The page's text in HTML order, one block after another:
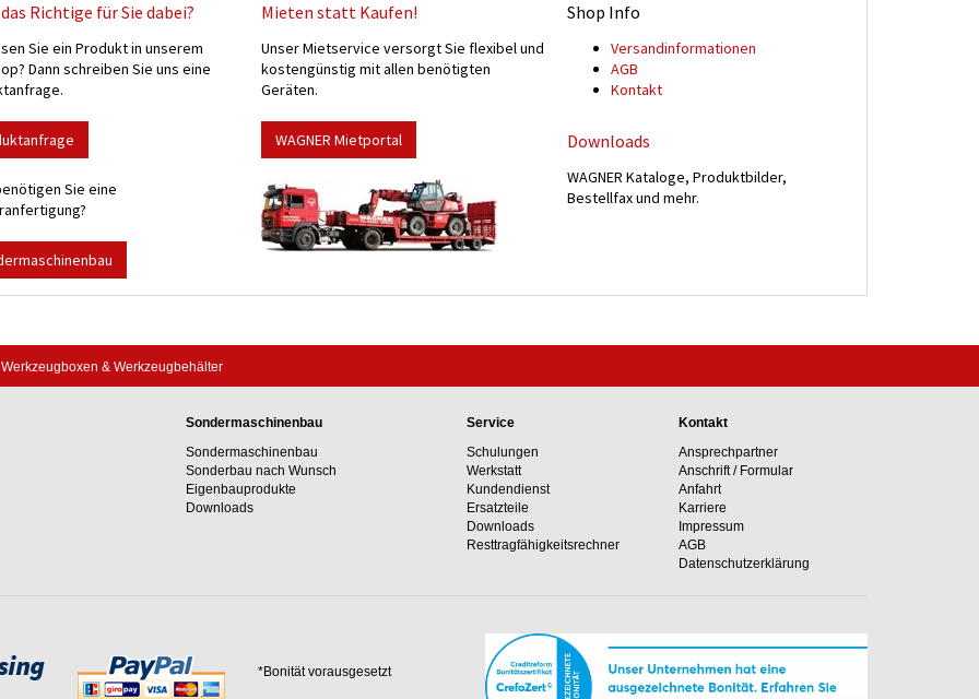
Richtige für Sie dabei?
Sie ein Produkt in unserem
Dann schreiben Sie uns eine
Sie eine
Mieten statt Kaufen!
Unser Mietservice versorgt Sie flexibel und
kostengünstig mit allen benötigten
Geräten.
WAGNER Mietportal
Shop Info
Versand­informationen
AGB
Kontakt
Downloads
WAGNER Kataloge, Produktbilder,
Bestellfax und mehr.
Werkzeugboxen & Werkzeugbehälter
Sondermaschinenbau
Sondermaschinenbau
Sonderbau nach Wunsch
Eigenbauprodukte
Downloads
Service
Schulungen
Werkstatt
Kundendienst
Ersatzteile
Downloads
Resttragfähig­keits­rechner
Kontakt
Ansprechpartner
Anschrift / Formular
Anfahrt
Karriere
Impressum
AGB
Datenschutzerklärung
*Bonität vorausgesetzt